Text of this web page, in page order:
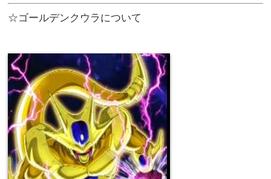
☆ゴールデンクウラについて